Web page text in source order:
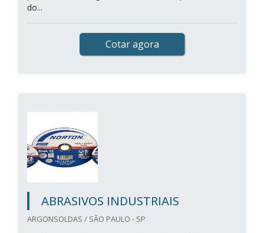
do...
Cotar agora
ABRASIVOS INDUSTRIAIS
ARGONSOLDAS / SÃO PAULO - SP